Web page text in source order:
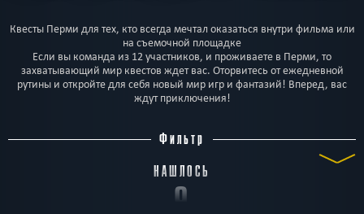
Квесты Перми для тех, кто всегда мечтал оказаться внутри фильма или
на съемочной площадке
Если вы команда из 12 участников, и проживаете в Перми, то
захватывающий мир квестов ждет вас. Оторвитесь от ежедневной
рутины и откройте для себя новый мир игр и фантазий! Вперед, вас
ждут приключения!
Фильтр
НАШЛОСЬ
9